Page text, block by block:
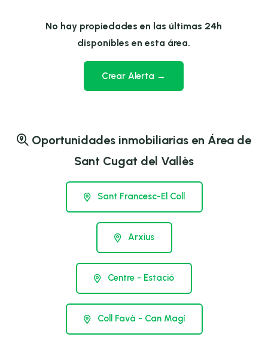
No hay propiedades en las últimas 24h
disponibles en esta área.
Crear Alerta →
Oportunidades inmobiliarias en Área de
Sant Cugat del Vallès
Sant Francesc-El Coll
Arxius
Centre - Estació
Coll Favà - Can Magí